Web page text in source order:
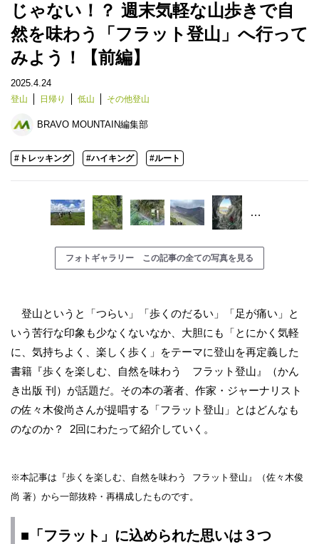
じゃない！？ 週末気軽な山歩きで自
然を味わう「フラット登山」へ行って
みよう！【前編】
2025.4.24
登山 日帰り 低山 その他登山
BRAVO MOUNTAIN編集部
#トレッキング #ハイキング #ルート
…
フォトギャラリー この記事の全ての写真を見る
登山というと「つらい」「歩くのだるい」「足が痛い」と
いう苦行な印象も少なくないなか、大胆にも「とにかく気軽
に、気持ちよく、楽しく歩く」をテーマに登山を再定義した
書籍『歩くを楽しむ、自然を味わう フラット登山』（かん
き出版 刊）が話題だ。その本の著者、作家・ジャーナリスト
の佐々木俊尚さんが提唱する「フラット登山」とはどんなも
のなのか？ 2回にわたって紹介していく。
※本記事は『歩くを楽しむ、自然を味わう フラット登山』（佐々木俊
尚 著）から一部抜粋・再構成したものです。
■「フラット」に込められた思いは３つ